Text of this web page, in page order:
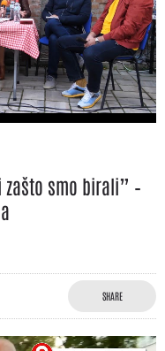
smo birali” –
SHARE